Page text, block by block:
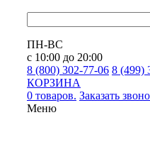
ПН-ВС
с 10:00 до 20:00
8 (800) 302-77-06 8 (499)
КОРЗИНА
0 товаров. Заказать
Меню